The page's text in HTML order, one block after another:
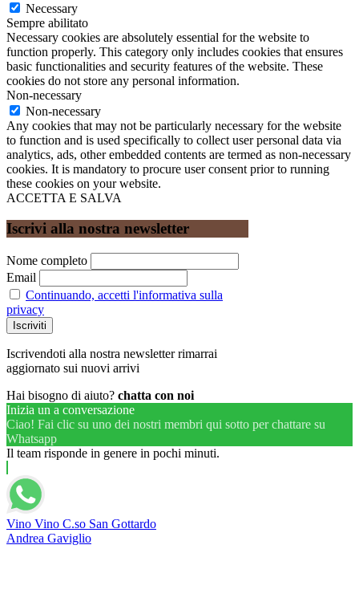
Necessary
Sempre abilitato
Necessary cookies are absolutely essential for the website to
function properly. This category only includes cookies that ensures
basic functionalities and security features of the website. These
cookies do not store any personal information.
Non-necessary
Non-necessary
Any cookies that may not be particularly necessary for the website
to function and is used specifically to collect user personal data via
analytics, ads, other embedded contents are termed as non-necessary
cookies. It is mandatory to procure user consent prior to running
these cookies on your website.
ACCETTA E SALVA
Iscrivi alla nostra newsletter
Nome completo
Email
Continuando, accetti l'informativa sulla
privacy
Iscrivendoti alla nostra newsletter rimarrai
aggiornato sui nuovi arrivi
Hai bisogno di aiuto? chatta con noi
Inizia un a conversazione
Ciao! Fai clic su uno dei nostri membri qui sotto per chattare su
Whatsapp
Il team risponde in genere in pochi minuti.
Vino Vino C.so San Gottardo
Andrea Gaviglio